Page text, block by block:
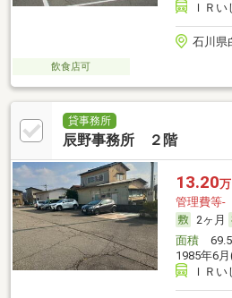
ＩＲ
石川県
飲食店可
貸事務所
辰野事務所 ２階
13.20
管理費等-
2ヶ月
面積
1985年6
ＩＲ